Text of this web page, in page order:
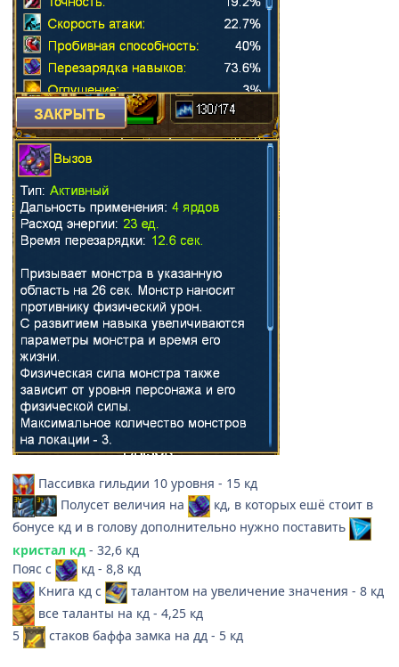
Пассивка гильдии 10 уровня - 15 кд
Полусет величия на
кд, в которых ешё стоит в
бонусе кд и в голову дополнительно нужно поставить
кристал кд - 32,6 кд
Пояс с
кд - 8,8 кд
Книга кд с
талантом на увеличение значения - 8 кд
все таланты на кд - 4,25 кд
5
стаков баффа замка на дд - 5 кд